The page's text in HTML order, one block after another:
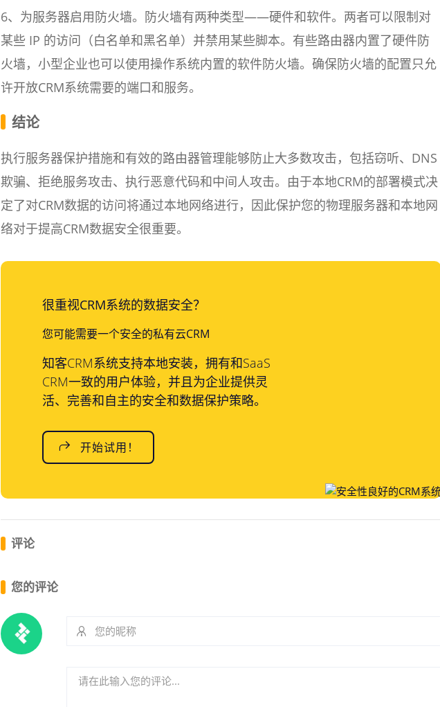
6、为服务器启用防火墙。防火墙有两种类型——硬件和软件。两者可以限制对
某些 IP 的访问（白名单和黑名单）并禁用某些脚本。有些路由器内置了硬件防
火墙，小型企业也可以使用操作系统内置的软件防火墙。确保防火墙的配置只允
许开放CRM系统需要的端口和服务。
结论
执行服务器保护措施和有效的路由器管理能够防止大多数攻击，包括窃听、DNS
欺骗、拒绝服务攻击、执行恶意代码和中间人攻击。由于本地CRM的部署模式决
定了对CRM数据的访问将通过本地网络进行，因此保护您的物理服务器和本地网
络对于提高CRM数据安全很重要。
很重视CRM系统的数据安全？
您可能需要一个安全的私有云CRM
知客CRM系统支持本地安装，拥有和SaaS
CRM一致的用户体验，并且为企业提供灵
活、完善和自主的安全和数据保护策略。
开始试用！
评论
您的评论